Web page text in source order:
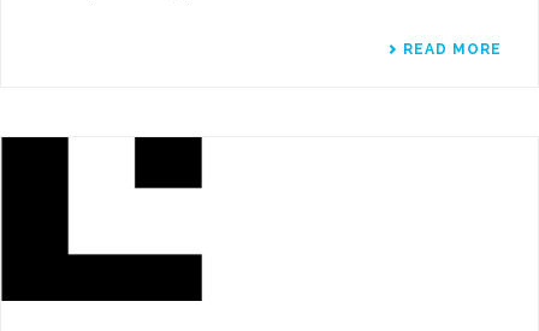
READ MORE